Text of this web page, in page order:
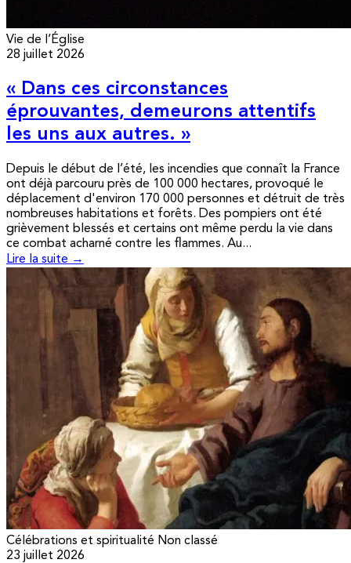
Vie de l’Église
28 juillet 2026
« Dans ces circonstances
éprouvantes, demeurons attentifs
les uns aux autres. »
Depuis le début de l’été, les incendies que connaît la France
ont déjà parcouru près de 100 000 hectares, provoqué le
déplacement d'environ 170 000 personnes et détruit de très
nombreuses habitations et forêts. Des pompiers ont été
grièvement blessés et certains ont même perdu la vie dans
ce combat acharné contre les flammes. Au...
Lire la suite →
Célébrations et spiritualité Non classé
23 juillet 2026